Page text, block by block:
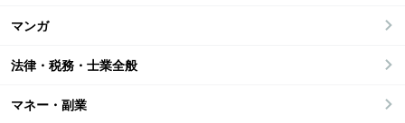
マンガ
法律・税務・士業全般
マネー・副業